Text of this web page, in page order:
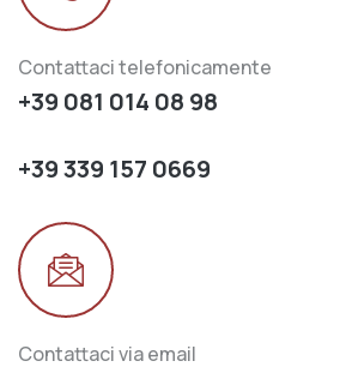
Contattaci telefonicamente
+39 081 014 08 98
+39 339 157 0669
Contattaci via email